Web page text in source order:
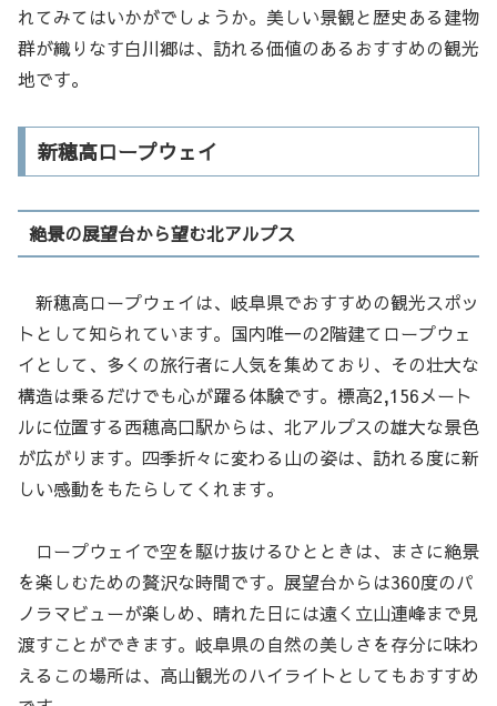
れてみてはいかがでしょうか。美しい景観と歴史ある建物
群が織りなす白川郷は、訪れる価値のあるおすすめの観光
地です。
新穂高ロープウェイ
絶景の展望台から望む北アルプス
新穂高ロープウェイは、岐阜県でおすすめの観光スポッ
トとして知られています。国内唯一の2階建てロープウェ
イとして、多くの旅行者に人気を集めており、その壮大な
構造は乗るだけでも心が躍る体験です。標高2,156メート
ルに位置する西穂高口駅からは、北アルプスの雄大な景色
が広がります。四季折々に変わる山の姿は、訪れる度に新
しい感動をもたらしてくれます。
ロープウェイで空を駆け抜けるひとときは、まさに絶景
を楽しむための贅沢な時間です。展望台からは360度のパ
ノラマビューが楽しめ、晴れた日には遠く立山連峰まで見
渡すことができます。岐阜県の自然の美しさを存分に味わ
えるこの場所は、高山観光のハイライトとしてもおすすめ